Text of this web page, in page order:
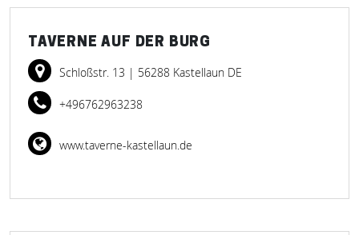
TAVERNE AUF DER BURG
Schloßstr. 13 | 56288 Kastellaun DE
+496762963238
www.taverne-kastellaun.de